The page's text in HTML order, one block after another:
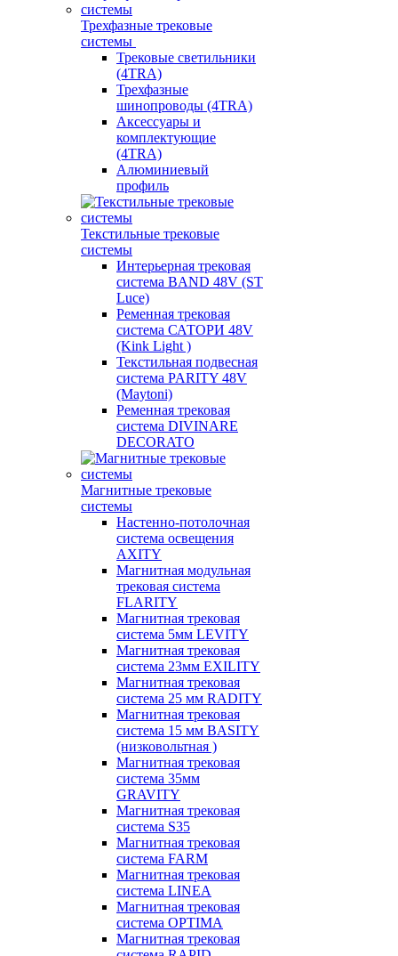
Трехфазные трековые
системы
Трековые светильники
(4TRA)
Трехфазные
шинопроводы (4TRA)
Аксессуары и
комплектующие
(4TRA)
Алюминиевый
профиль
Текстильные трековые
системы
Интерьерная трековая
система BAND 48V (ST
Luce)
Ременная трековая
система САТОРИ 48V
(Kink Light )
Текстильная подвесная
система PARITY 48V
(Maytoni)
Ременная трековая
система DIVINARE
DECORATO
Магнитные трековые
системы
Настенно-потолочная
система освещения
AXITY
Магнитная модульная
трековая система
FLARITY
Магнитная трековая
система 5мм LEVITY
Магнитная трековая
система 23мм EXILITY
Магнитная трековая
система 25 мм RADITY
Магнитная трековая
система 15 мм BASITY
(низковольтная )
Магнитная трековая
система 35мм
GRAVITY
Магнитная трековая
система S35
Магнитная трековая
система FARM
Магнитная трековая
система LINEA
Магнитная трековая
система OPTIMA
Магнитная трековая